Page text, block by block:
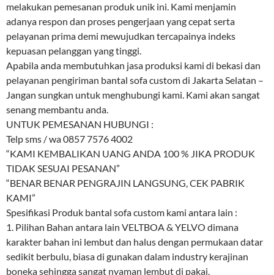
melakukan pemesanan produk unik ini. Kami menjamin
adanya respon dan proses pengerjaan yang cepat serta
pelayanan prima demi mewujudkan tercapainya indeks
kepuasan pelanggan yang tinggi.
Apabila anda membutuhkan jasa produksi kami di bekasi dan
pelayanan pengiriman bantal sofa custom di Jakarta Selatan –
Jangan sungkan untuk menghubungi kami. Kami akan sangat
senang membantu anda.
UNTUK PEMESANAN HUBUNGI :
Telp sms / wa 0857 7576 4002
“KAMI KEMBALIKAN UANG ANDA 100 % JIKA PRODUK
TIDAK SESUAI PESANAN”
“BENAR BENAR PENGRAJIN LANGSUNG, CEK PABRIK
KAMI”
Spesifikasi Produk bantal sofa custom kami antara lain :
1. Pilihan Bahan antara lain VELTBOA & YELVO dimana
karakter bahan ini lembut dan halus dengan permukaan datar
sedikit berbulu, biasa di gunakan dalam industry kerajinan
boneka sehingga sangat nyaman lembut di pakai.